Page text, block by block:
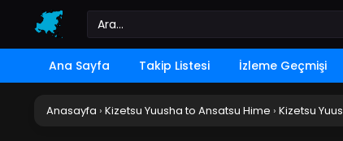
Ana Sayfa Takip Listesi İzleme Geçmişi
Anasayfa › Kizetsu Yuusha to Ansatsu Hime › Kizetsu